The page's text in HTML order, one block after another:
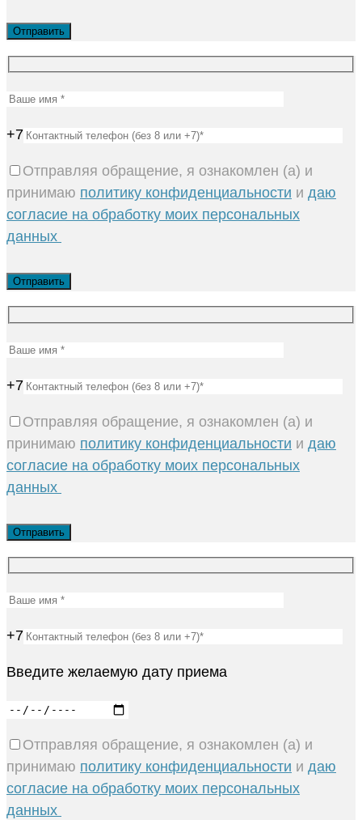
+7
Отправляя обращение, я ознакомлен (а) и
принимаю политику конфиденциальности и даю
согласие на обработку моих персональных
данных
+7
Отправляя обращение, я ознакомлен (а) и
принимаю политику конфиденциальности и даю
согласие на обработку моих персональных
данных
+7
Введите желаемую дату приема
Отправляя обращение, я ознакомлен (а) и
принимаю политику конфиденциальности и даю
согласие на обработку моих персональных
данных